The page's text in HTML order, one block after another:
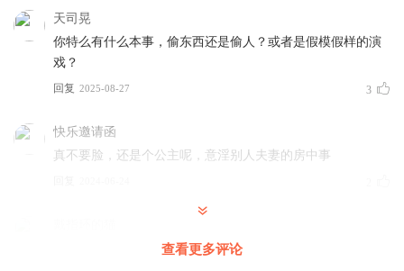
天司晃
你特么有什么本事，偷东西还是偷人？或者是假模假样的演
戏？
回复 2025-08-27 3
快乐邀请函
真不要脸，还是个公主呢，意淫别人夫妻的房中事
说别人贱民，自己呢，贼！！
查看更多评论